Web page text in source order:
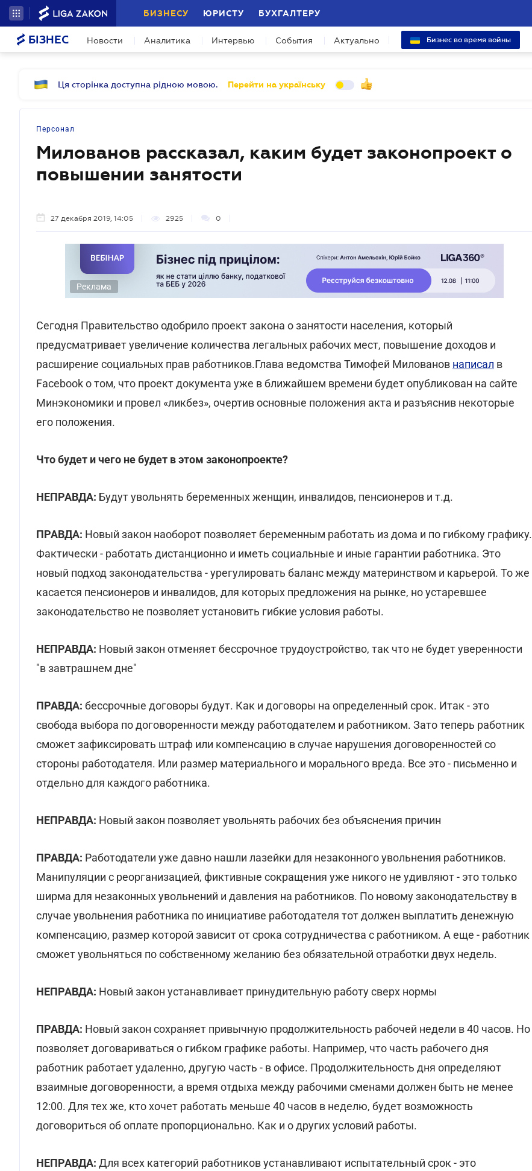
БИЗНЕСУ ЮРИСТУ БУХГАЛТЕРУ
БІЗНЕС Новости Аналитика Интервью События Актуально Бизнес во время войны
Ця сторінка доступна рідною мовою. Перейти на українську
Персонал
Милованов рассказал, каким будет законопроект о
повышении занятости
27 декабря 2019, 14:05 2925 0
Реклама
Сегодня Правительство одобрило проект закона о занятости населения, который
предусматривает увеличение количества легальных рабочих мест, повышение доходов и
расширение социальных прав работников.Глава ведомства Тимофей Милованов написал в
Facebook о том, что проект документа уже в ближайшем времени будет опубликован на сайте
Минэкономики и провел «ликбез», очертив основные положения акта и разъяснив некоторые
его положения.
Что будет и чего не будет в этом законопроекте?
НЕПРАВДА: Будут увольнять беременных женщин, инвалидов, пенсионеров и т.д.
ПРАВДА: Новый закон наоборот позволяет беременным работать из дома и по гибкому графику.
Фактически - работать дистанционно и иметь социальные и иные гарантии работника. Это
новый подход законодательства - урегулировать баланс между материнством и карьерой. То же
касается пенсионеров и инвалидов, для которых предложения на рынке, но устаревшее
законодательство не позволяет установить гибкие условия работы.
НЕПРАВДА: Новый закон отменяет бессрочное трудоустройство, так что не будет уверенности
"в завтрашнем дне"
ПРАВДА: бессрочные договоры будут. Как и договоры на определенный срок. Итак - это
свобода выбора по договоренности между работодателем и работником. Зато теперь работник
сможет зафиксировать штраф или компенсацию в случае нарушения договоренностей со
стороны работодателя. Или размер материального и морального вреда. Все это - письменно и
отдельно для каждого работника.
НЕПРАВДА: Новый закон позволяет увольнять рабочих без объяснения причин
ПРАВДА: Работодатели уже давно нашли лазейки для незаконного увольнения работников.
Манипуляции с реорганизацией, фиктивные сокращения уже никого не удивляют - это только
ширма для незаконных увольнений и давления на работников. По новому законодательству в
случае увольнения работника по инициативе работодателя тот должен выплатить денежную
компенсацию, размер которой зависит от срока сотрудничества с работником. А еще - работник
сможет увольняться по собственному желанию без обязательной отработки двух недель.
НЕПРАВДА: Новый закон устанавливает принудительную работу сверх нормы
ПРАВДА: Новый закон сохраняет привычную продолжительность рабочей недели в 40 часов. Но
позволяет договариваться о гибком графике работы. Например, что часть рабочего дня
работник работает удаленно, другую часть - в офисе. Продолжительность дня определяют
взаимные договоренности, а время отдыха между рабочими сменами должен быть не менее
12:00. Для тех же, кто хочет работать меньше 40 часов в неделю, будет возможность
договориться об оплате пропорционально. Как и о других условий работы.
НЕПРАВДА: Для всех категорий работников устанавливают испытательный срок - это